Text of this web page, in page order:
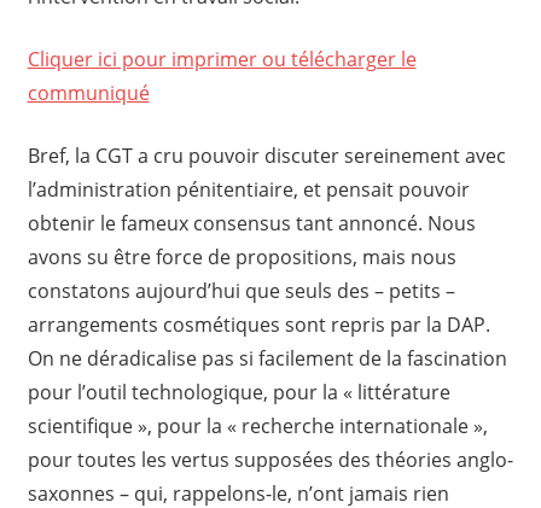
Cliquer ici pour imprimer ou télécharger le
communiqué
Bref, la CGT a cru pouvoir discuter sereinement avec
l’administration pénitentiaire, et pensait pouvoir
obtenir le fameux consensus tant annoncé. Nous
avons su être force de propositions, mais nous
constatons aujourd’hui que seuls des – petits –
arrangements cosmétiques sont repris par la DAP.
On ne déradicalise pas si facilement de la fascination
pour l’outil technologique, pour la « littérature
scientifique », pour la « recherche internationale »,
pour toutes les vertus supposées des théories anglo-
saxonnes – qui, rappelons-le, n’ont jamais rien